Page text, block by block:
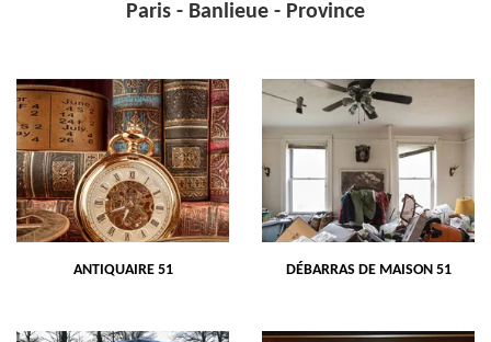
Paris - Banlieue - Province
ANTIQUAIRE 51 DÉBARRAS DE MAISON 51